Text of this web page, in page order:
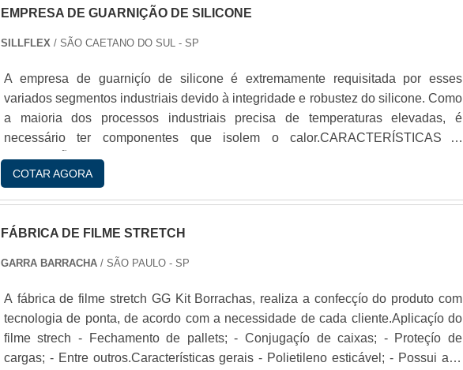
EMPRESA DE GUARNIÇÃO DE SILICONE
SILLFLEX / SÃO CAETANO DO SUL - SP
A empresa de guarniçío de silicone é extremamente requisitada por esses
variados segmentos industriais devido à integridade e robustez do silicone. Como
a maioria dos processos industriais precisa de temperaturas elevadas, é
necessário ter componentes que isolem o calor.CARACTERÍSTICAS E
APLICAÇÕES DA GUARNIÇíO FEITA DE SILICONEA guarniçío é uma peça que
pode ser utilizada em diversos contextos industriais. Entre eles, estío: Alimentício:
as guarnições podem ser usadas para fazer perfis para por.
COTAR AGORA
FÁBRICA DE FILME STRETCH
GARRA BARRACHA/ SÃO PAULO - SP
A fábrica de filme stretch GG Kit Borrachas, realiza a confecçío do produto com
tecnologia de ponta, de acordo com a necessidade de cada cliente.Aplicaçío do
filme strech - Fechamento de pallets; - Conjugaçío de caixas; - Proteçío de
cargas; - Entre outros.Características gerais - Polietileno esticável; - Possui alto